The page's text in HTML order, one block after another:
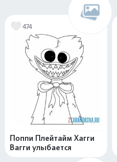
474
Поппи Плейтайм Хагги
Вагги улыбается